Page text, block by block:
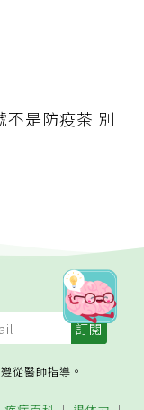
不是防疫茶 別
從醫師指導。